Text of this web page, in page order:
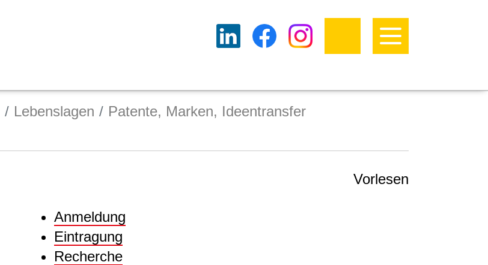
Lebenslagen
Patente, Marken, Ideentransfer
Vorlesen
Anmeldung
Eintragung
Recherche